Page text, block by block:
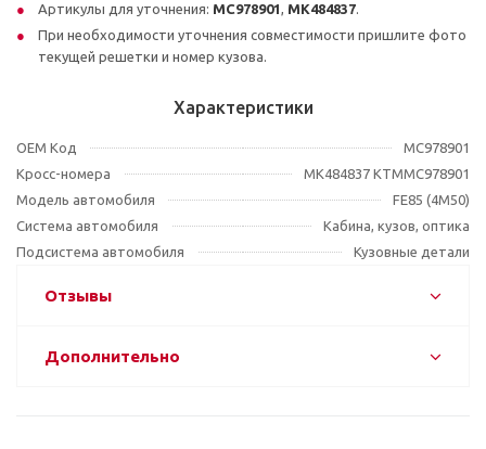
Артикулы для уточнения: MC978901, MK484837.
При необходимости уточнения совместимости пришлите фото
текущей решетки и номер кузова.
Характеристики
OEM Код
MC978901
Кросс-номера
MK484837 KTMMC978901
Модель автомобиля
FE85 (4M50)
Система автомобиля
Кабина, кузов, оптика
Подсистема автомобиля
Кузовные детали
Отзывы
Дополнительно